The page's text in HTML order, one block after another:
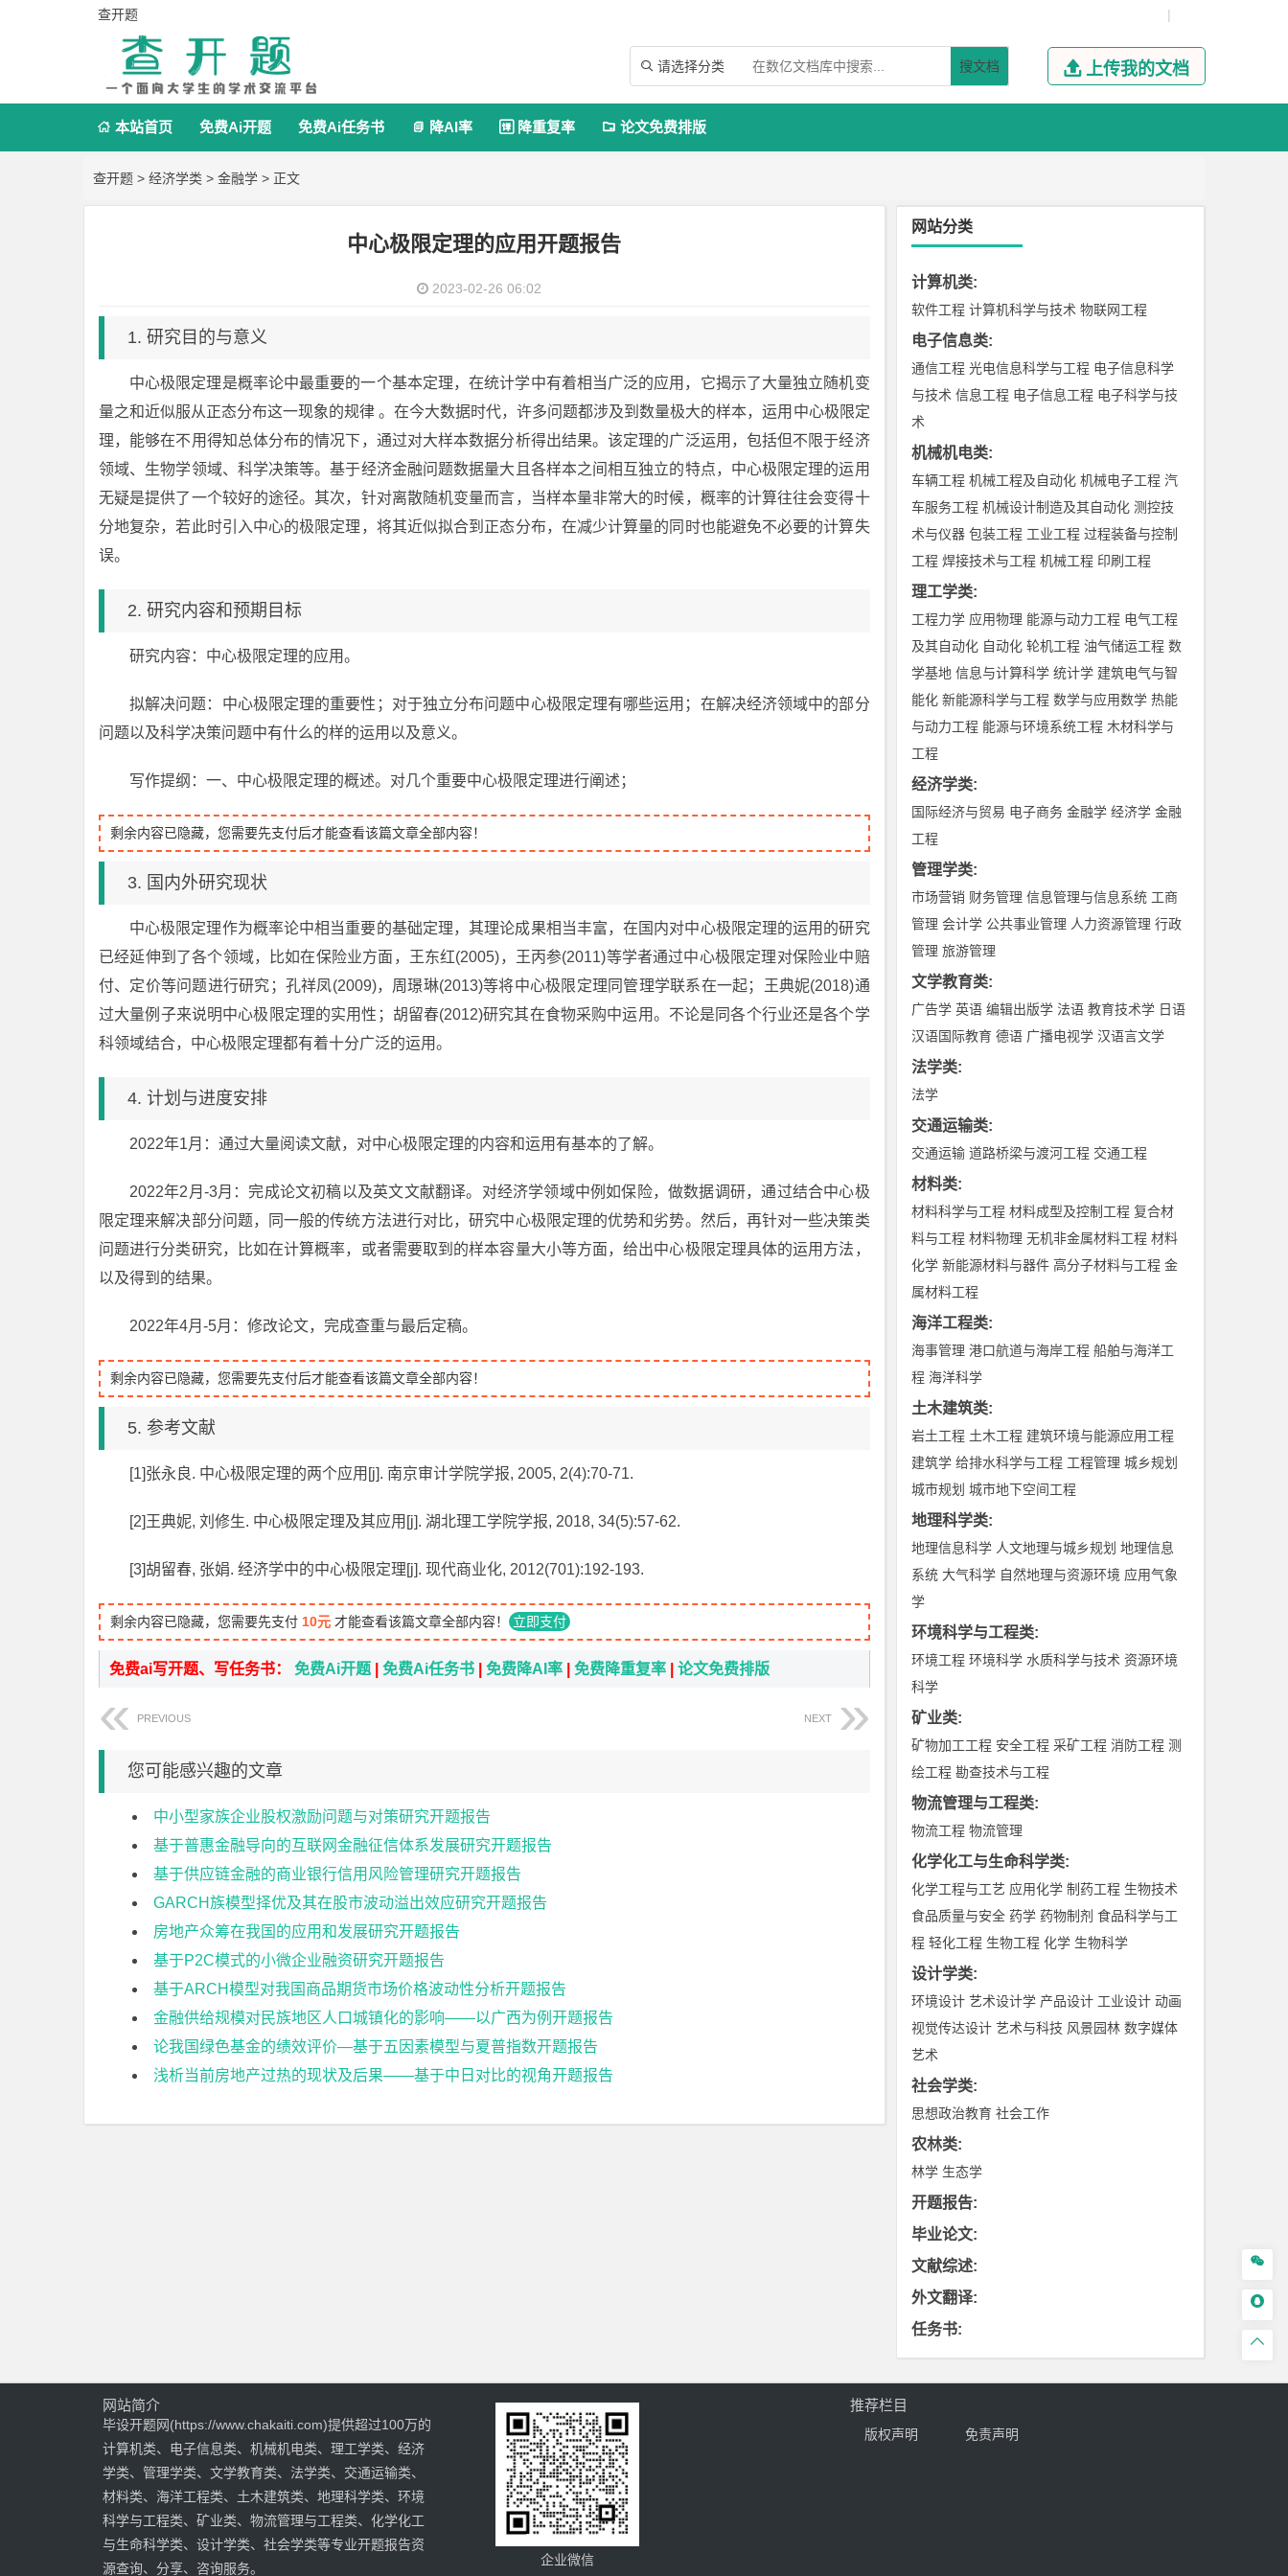
查开题 |
 请选择分类 搜文档  上传我的文档
 本站首页 免费Ai开题 免费Ai任务书  降AI率  降重复率  论文免费排版
查开题 > 经济学类 > 金融学 > 正文
中心极限定理的应用开题报告
2023-02-26 06:02
1. 研究目的与意义
中心极限定理是概率论中最重要的一个基本定理，在统计学中有着相当广泛的应用，它揭示了大量独立随机变
量之和近似服从正态分布这一现象的规律 。在今大数据时代，许多问题都涉及到数量极大的样本，运用中心极限定
理，能够在不用得知总体分布的情况下，通过对大样本数据分析得出结果。该定理的广泛运用，包括但不限于经济
领域、生物学领域、科学决策等。基于经济金融问题数据量大且各样本之间相互独立的特点，中心极限定理的运用
无疑是提供了一个较好的途径。其次，针对离散随机变量而言，当样本量非常大的时候，概率的计算往往会变得十
分地复杂，若此时引入中心的极限定理，将其近似拟合到正态分布，在减少计算量的同时也能避免不必要的计算失
误。
2. 研究内容和预期目标
研究内容：中心极限定理的应用。
拟解决问题：中心极限定理的重要性；对于独立分布问题中心极限定理有哪些运用；在解决经济领域中的部分
问题以及科学决策问题中有什么的样的运用以及意义。
写作提纲：一、中心极限定理的概述。对几个重要中心极限定理进行阐述；
剩余内容已隐藏，您需要先支付后才能查看该篇文章全部内容！
3. 国内外研究现状
中心极限定理作为概率论中相当重要的基础定理，其理论成果相当丰富，在国内对中心极限定理的运用的研究
已经延伸到了各个领域，比如在保险业方面，王东红(2005)，王丙参(2011)等学者通过中心极限定理对保险业中赔
付、定价等问题进行研究；孔祥凤(2009)，周璟琳(2013)等将中心极限定理同管理学联系在一起；王典妮(2018)通
过大量例子来说明中心极限定理的实用性；胡留春(2012)研究其在食物采购中运用。不论是同各个行业还是各个学
科领域结合，中心极限定理都有着十分广泛的运用。
4. 计划与进度安排
2022年1月：通过大量阅读文献，对中心极限定理的内容和运用有基本的了解。
2022年2月-3月：完成论文初稿以及英文文献翻译。对经济学领域中例如保险，做数据调研，通过结合中心极
限定理来解决部分问题，同一般的传统方法进行对比，研究中心极限定理的优势和劣势。然后，再针对一些决策类
问题进行分类研究，比如在计算概率，或者需要取到的样本容量大小等方面，给出中心极限定理具体的运用方法，
以及得到的结果。
2022年4月-5月：修改论文，完成查重与最后定稿。
剩余内容已隐藏，您需要先支付后才能查看该篇文章全部内容！
5. 参考文献
[1]张永良. 中心极限定理的两个应用[j]. 南京审计学院学报, 2005, 2(4):70-71.
[2]王典妮, 刘修生. 中心极限定理及其应用[j]. 湖北理工学院学报, 2018, 34(5):57-62.
[3]胡留春, 张娟. 经济学中的中心极限定理[j]. 现代商业化, 2012(701):192-193.
剩余内容已隐藏，您需要先支付 10元 才能查看该篇文章全部内容！ 立即支付
免费ai写开题、写任务书： 免费Ai开题 免费Ai任务书 免费降AI率 免费降重复率 论文免费排版
PREVIOUS NEXT
您可能感兴趣的文章
中小型家族企业股权激励问题与对策研究开题报告
基于普惠金融导向的互联网金融征信体系发展研究开题报告
基于供应链金融的商业银行信用风险管理研究开题报告
GARCH族模型择优及其在股市波动溢出效应研究开题报告
房地产众筹在我国的应用和发展研究开题报告
基于P2C模式的小微企业融资研究开题报告
基于ARCH模型对我国商品期货市场价格波动性分析开题报告
金融供给规模对民族地区人口城镇化的影响——以广西为例开题报告
论我国绿色基金的绩效评价—基于五因素模型与夏普指数开题报告
浅析当前房地产过热的现状及后果——基于中日对比的视角开题报告
网站分类
计算机类:
软件工程 计算机科学与技术 物联网工程
电子信息类:
通信工程 光电信息科学与工程 电子信息科学
与技术 信息工程 电子信息工程 电子科学与技
术
机械机电类:
车辆工程 机械工程及自动化 机械电子工程 汽
车服务工程 机械设计制造及其自动化 测控技
术与仪器 包装工程 工业工程 过程装备与控制
工程 焊接技术与工程 机械工程 印刷工程
理工学类:
工程力学 应用物理 能源与动力工程 电气工程
及其自动化 自动化 轮机工程 油气储运工程 数
学基地 信息与计算科学 统计学 建筑电气与智
能化 新能源科学与工程 数学与应用数学 热能
与动力工程 能源与环境系统工程 木材科学与
工程
经济学类:
国际经济与贸易 电子商务 金融学 经济学 金融
工程
管理学类:
市场营销 财务管理 信息管理与信息系统 工商
管理 会计学 公共事业管理 人力资源管理 行政
管理 旅游管理
文学教育类:
广告学 英语 编辑出版学 法语 教育技术学 日语
汉语国际教育 德语 广播电视学 汉语言文学
法学类:
法学
交通运输类:
交通运输 道路桥梁与渡河工程 交通工程
材料类:
材料科学与工程 材料成型及控制工程 复合材
料与工程 材料物理 无机非金属材料工程 材料
化学 新能源材料与器件 高分子材料与工程 金
属材料工程
海洋工程类:
海事管理 港口航道与海岸工程 船舶与海洋工
程 海洋科学
土木建筑类:
岩土工程 土木工程 建筑环境与能源应用工程
建筑学 给排水科学与工程 工程管理 城乡规划
城市规划 城市地下空间工程
地理科学类:
地理信息科学 人文地理与城乡规划 地理信息
系统 大气科学 自然地理与资源环境 应用气象
学
环境科学与工程类:
环境工程 环境科学 水质科学与技术 资源环境
科学
矿业类:
矿物加工工程 安全工程 采矿工程 消防工程 测
绘工程 勘查技术与工程
物流管理与工程类:
物流工程 物流管理
化学化工与生命科学类:
化学工程与工艺 应用化学 制药工程 生物技术
食品质量与安全 药学 药物制剂 食品科学与工
程 轻化工程 生物工程 化学 生物科学
设计学类:
环境设计 艺术设计学 产品设计 工业设计 动画
视觉传达设计 艺术与科技 风景园林 数字媒体
艺术
社会学类:
思想政治教育 社会工作
农林类:
林学 生态学
开题报告:
毕业论文:
文献综述:
外文翻译:
任务书:



网站简介
毕设开题网(https://www.chakaiti.com)提供超过100万的
计算机类、电子信息类、机械机电类、理工学类、经济
学类、管理学类、文学教育类、法学类、交通运输类、
材料类、海洋工程类、土木建筑类、地理科学类、环境
科学与工程类、矿业类、物流管理与工程类、化学化工
与生命科学类、设计学类、社会学类等专业开题报告资
源查询、分享、咨询服务。
企业微信
推荐栏目
版权声明 免责声明